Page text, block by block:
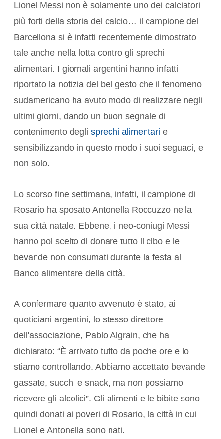
Lionel Messi non è solamente uno dei calciatori
più forti della storia del calcio… il campione del
Barcellona si è infatti recentemente dimostrato
tale anche nella lotta contro gli sprechi
alimentari. I giornali argentini hanno infatti
riportato la notizia del bel gesto che il fenomeno
sudamericano ha avuto modo di realizzare negli
ultimi giorni, dando un buon segnale di
contenimento degli sprechi alimentari e
sensibilizzando in questo modo i suoi seguaci, e
non solo.
Lo scorso fine settimana, infatti, il campione di
Rosario ha sposato Antonella Roccuzzo nella
sua città natale. Ebbene, i neo-coniugi Messi
hanno poi scelto di donare tutto il cibo e le
bevande non consumati durante la festa al
Banco alimentare della città.
A confermare quanto avvenuto è stato, ai
quotidiani argentini, lo stesso direttore
dell'associazione, Pablo Algrain, che ha
dichiarato: “È arrivato tutto da poche ore e lo
stiamo controllando. Abbiamo accettato bevande
gassate, succhi e snack, ma non possiamo
ricevere gli alcolici”. Gli alimenti e le bibite sono
quindi donati ai poveri di Rosario, la città in cui
Lionel e Antonella sono nati.